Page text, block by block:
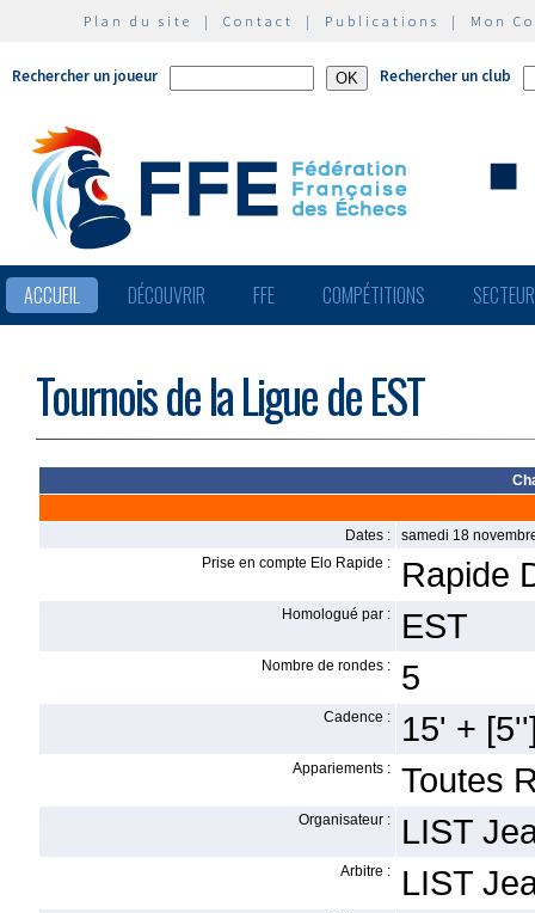
Plan du site | Contact | Publications | Mon
Rechercher un joueur Rechercher un club
ACCUEIL DÉCOUVRIR FFE COMPÉTITIONS
Tournois de la Ligue de EST
Dates :
samedi 18
Prise en compte Elo Rapide :
Rapide
Homologué par : EST
Nombre de rondes : 5
Cadence : 15' +
Appariements : Toutes
Organisateur : LIST
Arbitre : LIST